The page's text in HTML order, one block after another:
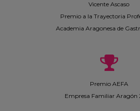
Vicente Ascaso
Premio a la Trayectoria
Academia Aragonesa de
Premio AEFA
Empresa Familiar Aragón